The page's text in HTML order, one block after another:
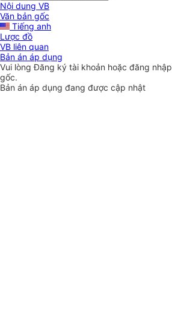
Nội dung VB
Văn bản gốc
Tiếng anh
Lược đồ
VB liên quan
Bản án áp dụng
Vui lòngĐăng ký tài khoản hoặc đăng nhập
gốc.
Bản án áp dụng đang được cập nhật